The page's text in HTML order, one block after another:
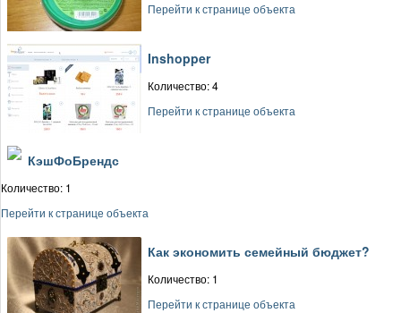
Перейти к странице объекта
Inshopper
Количество: 4
Перейти к странице объекта
КэшФоБрендс
Количество: 1
Перейти к странице объекта
Как экономить семейный бюджет?
Количество: 1
Перейти к странице объекта